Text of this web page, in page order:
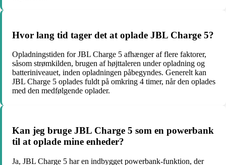
Hvor lang tid tager det at oplade JBL Charge 5?
Opladningstiden for JBL Charge 5 afhænger af flere faktorer,
såsom strømkilden, brugen af højttaleren under opladning og
batteriniveauet, inden opladningen påbegyndes. Generelt kan
JBL Charge 5 oplades fuldt på omkring 4 timer, når den oplades
med den medfølgende oplader.
Kan jeg bruge JBL Charge 5 som en powerbank
til at oplade mine enheder?
Ja, JBL Charge 5 har en indbygget powerbank-funktion, der